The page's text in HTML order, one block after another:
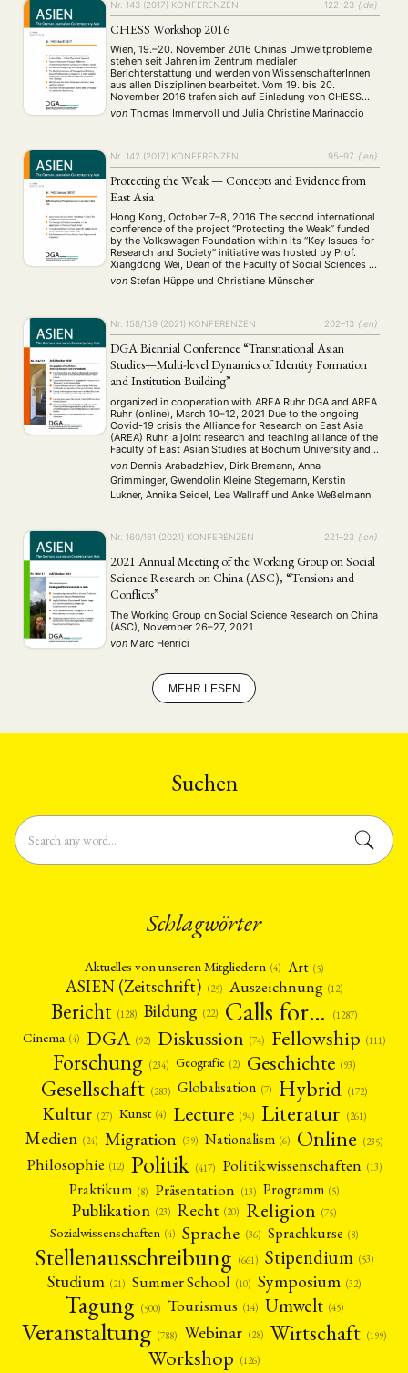
NEWS ARBEITSKREISE VERANSTALTUNGEN
ANGEBOTE
ANTRAG AUF EINEN SMALL GRANT DER DGA MITGLIEDERBEREICH
MITGLIEDSCHAFT
Aktuelles von unseren Mitgliedern (25)
Auszeichnung (12) Bericht (128) Bildung (22) Calls for… (1287)
Cinema (4) DGA (92) Diskussion (74) Fellowship (111) Forschung (234)
Geografie (2) Geschichte
Hybrid (172) Kultur (27) Kunst (4) Lecture (94) Literatur (261)
Medien (24) Migration (39) Nationalism (6) Online (235)
Philosophie Politik (417) Politikwissenschaften (13) Praktikum
Präsentation (13) Programm (5) Publikation (23) Recht (20)
Sozialwissenschaften (4) Sprache (36) Sprachkurse
Summer School (10) Symposium (32) Tagung Tourismus (14)
Umwelt Veranstaltung (788) Webinar (28) Wirtschaft (199)
Workshop (126)
MITGLIEDSCHAFT DATENSCHUTZERKLÄRUNG
MITGLIEDERBEREICH KONTAKT SPENDEN SIE JETZT!
ENGLISH
Nr. 143 (2017) KONFERENZEN 122–23 {:de}
CHESS Workshop 2016
Wien, 19.–20. November 2016 Chinas Umweltprobleme
stehen seit Jahren im Zentrum medialer
Berichterstattung und werden von WissenschafterInnen
aus allen Disziplinen bearbeitet. Vom 19. bis 20.
November 2016 trafen sich auf Einladung von CHESS
(China and the Environment in Social Sciences)
internationale Forschende am Institut für
von Thomas Immervoll und Julia Christine Marinaccio
Nr. 142 (2017) KONFERENZEN 95–97 {:en}
Protecting the Weak — Concepts and Evidence from
East Asia
Hong Kong, October 7–8, 2016 The second international
conference of the project “Protecting the Weak” funded
by the Volkswagen Foundation within its “Key Issues for
Research and Society” initiative was hosted by Prof.
Xiangdong Wei, Dean of the Faculty of Social Sciences at
Lingnan University in Hong Kong. The project team and
its principal investigators, …
von Stefan Hüppe und Christiane Münscher
Nr. 158/159 (2021) KONFERENZEN 202–13 {:en}
DGA Biennial Conference “Transnational Asian
Studies—Multi-level Dynamics of Identity Formation
and Institution Building”
organized in cooperation with AREA Ruhr DGA and AREA
Ruhr (online), March 10–12, 2021 Due to the ongoing
Covid-19 crisis the Alliance for Research on East Asia
(AREA) Ruhr, a joint research and teaching alliance of the
Faculty of East Asian Studies at Bochum University and
the Institute of East Asian Studies at the University …
von Dennis Arabadzhiev, Dirk Bremann, Anna
Grimminger, Gwendolin Kleine Stegemann, Kerstin
Lukner, Annika Seidel, Lea Wallraff und Anke Weßelmann
Nr. 160/161 (2021) KONFERENZEN 221–23 {:en}
2021 Annual Meeting of the Working Group on Social
Science Research on China (ASC), “Tensions and
Conflicts”
The Working Group on Social Science Research on China
(ASC), November 26–27, 2021
von Marc Henrici
MEHR LESEN
Suchen
Schlagwörter
Aktuelles von unseren Mitgliedern (4) Art (5)
ASIEN (Zeitschrift) (25) Auszeichnung (12)
Bericht (128) Bildung (22) Calls for… (1287)
Cinema (4) DGA (92) Diskussion (74) Fellowship (111)
Forschung (234) Geografie (2) Geschichte (93)
Gesellschaft (283) Globalisation (7) Hybrid (172)
Kultur (27) Kunst (4) Lecture (94) Literatur (261)
Medien (24) Migration (39) Nationalism (6) Online (235)
Philosophie (12) Politik (417) Politikwissenschaften (13)
Praktikum (8) Präsentation (13) Programm (5)
Publikation (23) Recht (20) Religion (75)
Sozialwissenschaften (4) Sprache (36) Sprachkurse (8)
Stellenausschreibung (661) Stipendium (53)
Studium (21) Summer School (10) Symposium (32)
Tagung (500) Tourismus (14) Umwelt (45)
Veranstaltung (788) Webinar (28) Wirtschaft (199)
Workshop (126)